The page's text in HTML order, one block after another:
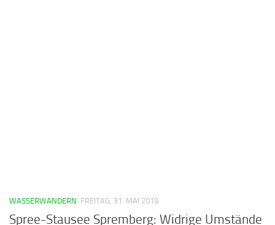
WASSERWANDERN FREITAG, 31. MAI 2019
Spree-Stausee Spremberg: Widrige Umstände